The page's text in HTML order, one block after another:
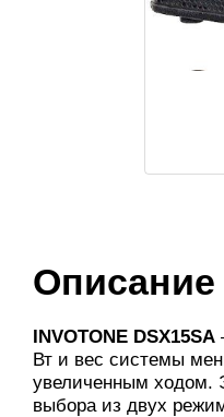
Описание
INVOTONE DSX15SA
Вт и вес системы
увеличенным ходом.
выбора из двух